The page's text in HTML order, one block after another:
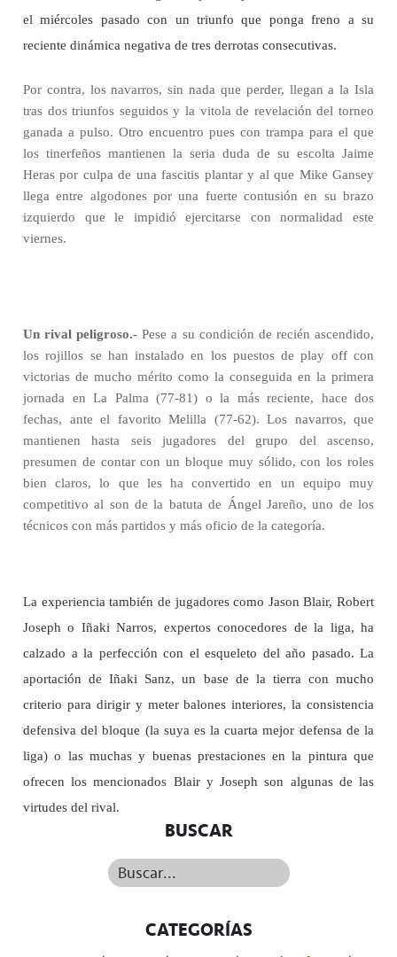
el miércoles pasado con un triunfo que ponga freno a su
reciente dinámica negativa de tres derrotas consecutivas.
Por contra, los navarros, sin nada que perder, llegan a la Isla
tras dos triunfos seguidos y la vitola de revelación del torneo
ganada a pulso. Otro encuentro pues con trampa para el que
los tinerfeños mantienen la seria duda de su escolta Jaime
Heras por culpa de una fascitis plantar y al que Mike Gansey
llega entre algodones por una fuerte contusión en su brazo
izquierdo que le impidió ejercitarse con normalidad este
viernes.
Un rival peligroso.- Pese a su condición de recién ascendido,
los rojillos se han instalado en los puestos de play off con
victorias de mucho mérito como la conseguida en la primera
jornada en La Palma (77-81) o la más reciente, hace dos
fechas, ante el favorito Melilla (77-62). Los navarros, que
mantienen hasta seis jugadores del grupo del ascenso,
presumen de contar con un bloque muy sólido, con los roles
bien claros, lo que les ha convertido en un equipo muy
competitivo al son de la batuta de Ángel Jareño, uno de los
técnicos con más partidos y más oficio de la categoría.
La experiencia también de jugadores como Jason Blair, Robert
Joseph o Iñaki Narros, expertos conocedores de la liga, ha
calzado a la perfección con el esqueleto del año pasado. La
aportación de Iñaki Sanz, un base de la tierra con mucho
criterio para dirigir y meter balones interiores, la consistencia
defensiva del bloque (la suya es la cuarta mejor defensa de la
liga) o las muchas y buenas prestaciones en la pintura que
ofrecen los mencionados Blair y Joseph son algunas de las
virtudes del rival.
BUSCAR
Buscar...
CATEGORÍAS